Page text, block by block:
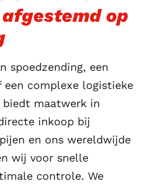
op
spoedzending, een
complexe logistieke
biedt maatwerk in
inkoop bij
en ons wereldwijde
wij voor snelle
controle. We